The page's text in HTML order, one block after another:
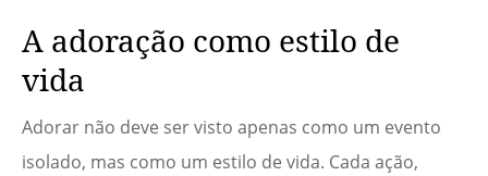
A adoração como estilo de
vida
Adorar não deve ser visto apenas como um evento
isolado, mas como um estilo de vida. Cada ação,